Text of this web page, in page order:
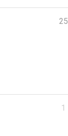
25
1